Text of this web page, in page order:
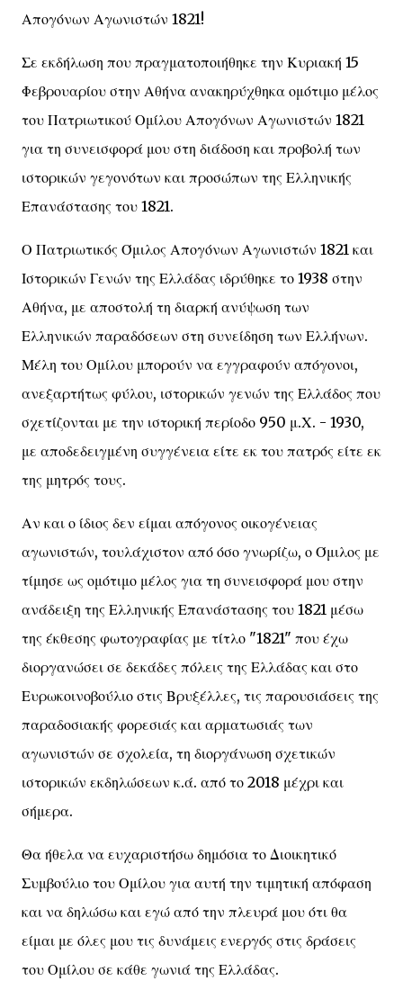
Απογόνων Αγωνιστών 1821!
Σε εκδήλωση που πραγματοποιήθηκε την Κυριακή 15
Φεβρουαρίου στην Αθήνα ανακηρύχθηκα ομότιμο μέλος
του Πατριωτικού Ομίλου Απογόνων Αγωνιστών 1821
για τη συνεισφορά μου στη διάδοση και προβολή των
ιστορικών γεγονότων και προσώπων της Ελληνικής
Επανάστασης του 1821.
Ο Πατριωτικός Όμιλος Απογόνων Αγωνιστών 1821 και
Ιστορικών Γενών της Ελλάδας ιδρύθηκε το 1938 στην
Αθήνα, με αποστολή τη διαρκή ανύψωση των
Ελληνικών παραδόσεων στη συνείδηση των Ελλήνων.
Μέλη του Ομίλου μπορούν να εγγραφούν απόγονοι,
ανεξαρτήτως φύλου, ιστορικών γενών της Ελλάδος που
σχετίζονται με την ιστορική περίοδο 950 μ.Χ. - 1930,
με αποδεδειγμένη συγγένεια είτε εκ του πατρός είτε εκ
της μητρός τους.
Αν και ο ίδιος δεν είμαι απόγονος οικογένειας
αγωνιστών, τουλάχιστον από όσο γνωρίζω, ο Όμιλος με
τίμησε ως ομότιμο μέλος για τη συνεισφορά μου στην
ανάδειξη της Ελληνικής Επανάστασης του 1821 μέσω
της έκθεσης φωτογραφίας με τίτλο "1821" που έχω
διοργανώσει σε δεκάδες πόλεις της Ελλάδας και στο
Ευρωκοινοβούλιο στις Βρυξέλλες, τις παρουσιάσεις της
παραδοσιακής φορεσιάς και αρματωσιάς των
αγωνιστών σε σχολεία, τη διοργάνωση σχετικών
ιστορικών εκδηλώσεων κ.ά. από το 2018 μέχρι και
σήμερα.
Θα ήθελα να ευχαριστήσω δημόσια το Διοικητικό
Συμβούλιο του Ομίλου για αυτή την τιμητική απόφαση
και να δηλώσω και εγώ από την πλευρά μου ότι θα
είμαι με όλες μου τις δυνάμεις ενεργός στις δράσεις
του Ομίλου σε κάθε γωνιά της Ελλάδας.